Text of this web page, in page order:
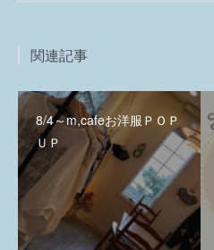
関連記事
8/4～m,cafeお洋服ＰＯＰ
ＵＰ